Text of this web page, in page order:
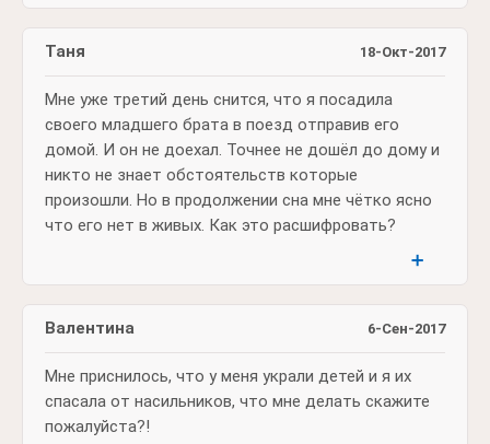
18-Окт-2017
Taня
Мне уже третий день снится, что я посадила
своего младшего брата в поезд отправив его
домой. И он не доехал. Точнее не дошёл до дому и
никто не знает обстоятельств которые
произошли. Но в продолжении сна мне чётко ясно
что его нет в живых. Как это расшифровать?
➕
6-Сен-2017
Валентина
Мне приснилось, что у меня украли детей и я их
спасала от насильников, что мне делать скажите
пожалуйста?!